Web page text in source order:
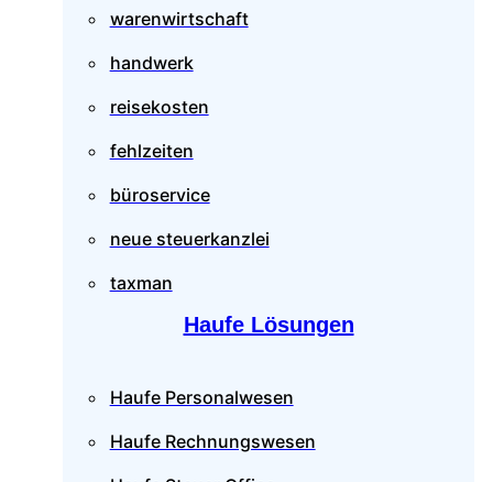
warenwirtschaft
handwerk
reisekosten
fehlzeiten
büroservice
neue steuerkanzlei
taxman
Haufe Lösungen
Haufe Personalwesen
Haufe Rechnungswesen